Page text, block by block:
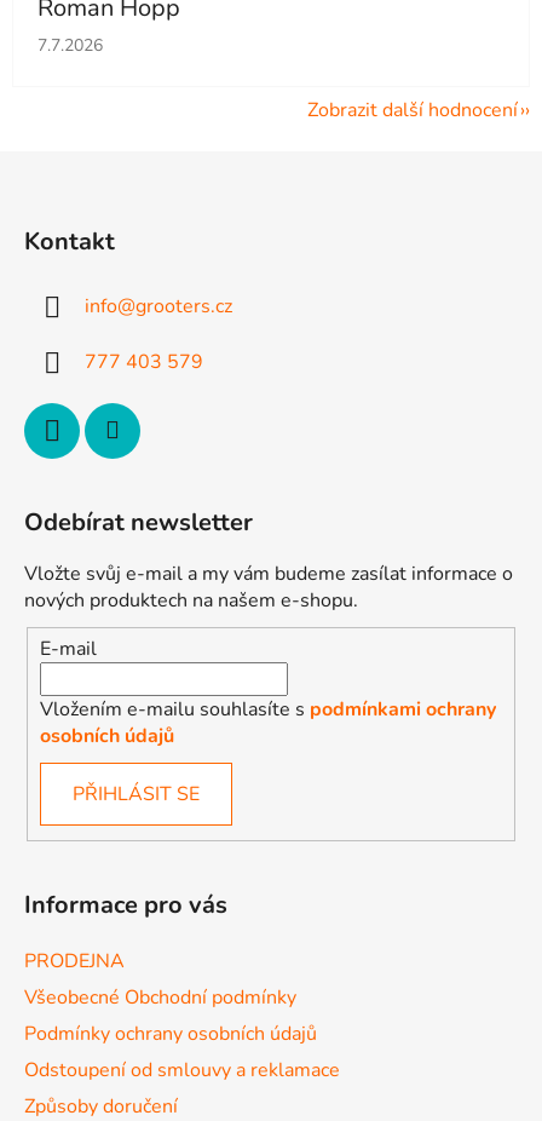
Roman Hopp
Hodnocení obchodu je 5 z 5 hvězdiček.
7.7.2026
Zobrazit další hodnocení
Kontakt
info@grooters.cz
777 403 579
Odebírat newsletter
Vložte svůj e-mail a my vám budeme zasílat informace o
nových produktech na našem e-shopu.
E-mail
Vložením e-mailu souhlasíte s podmínkami ochrany
osobních údajů
PŘIHLÁSIT SE
Informace pro vás
PRODEJNA
Všeobecné Obchodní podmínky
Podmínky ochrany osobních údajů
Odstoupení od smlouvy a reklamace
Způsoby doručení